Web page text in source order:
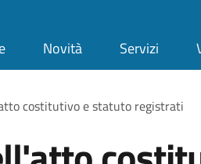
Novità Servizi
pane
costitutivo e statuto registrati